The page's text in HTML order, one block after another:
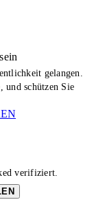
gelangen.
schützen Sie
verifiziert.